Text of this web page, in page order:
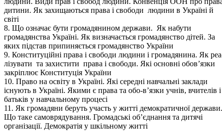
дитини. Як захищаються права і свободи людини в Україні й
світі
8. Що означає бути громадянином держави. Як набути
громадянства Україні. Як визначається громадянство дітей. За
яких підстав припиняється громадянство України
9. Конституційні права і свободи людини і громадянина. Як
лізувати та захистити права і свободи. Які основні обов’язки
закріплює Конституція України
10. Право на освіту в Україні. Які середні навчальні заклади
існують в Україні. Якими є права та обо-в’язки учнів, вчителів і
батьків у навчальному процесі
11. Як громадяни беруть участь у житті демократичної держави.
Що таке самоврядування. Громадські об’єднання та дитячі
організації. Демократія у шкільному житті